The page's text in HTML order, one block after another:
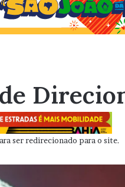
ser redirecionado para o site.